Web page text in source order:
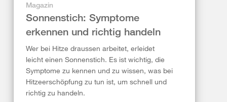
Magazin
Sonnenstich: Symptome
erkennen und richtig handeln
Wer bei Hitze draussen arbeitet, erleidet
leicht einen Sonnenstich. Es ist wichtig, die
Symptome zu kennen und zu wissen, was bei
Hitzeerschöpfung zu tun ist, um schnell und
richtig zu handeln.